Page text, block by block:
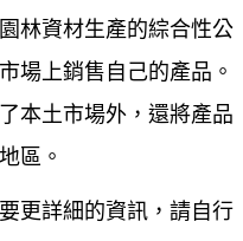
林資材生產的綜合性公
場上銷售自己的產品。
本土市場外，還將產品
區。
更詳細的資訊，請自行